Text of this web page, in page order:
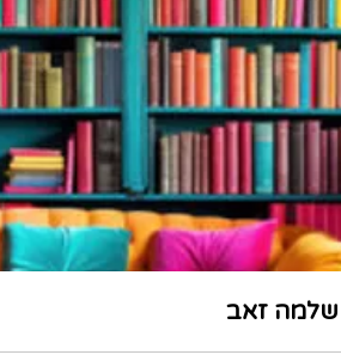
שלמה זאב